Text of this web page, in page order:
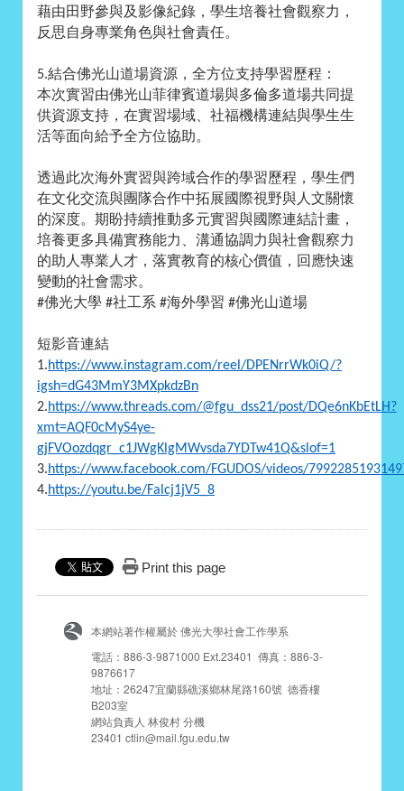
藉由田野參與及影像紀錄，學生培養社會觀察力，
反思自身專業角色與社會責任。
5.結合佛光山道場資源，全方位支持學習歷程：
本次實習由佛光山菲律賓道場與多倫多道場共同提
供資源支持，在實習場域、社福機構連結與學生生
活等面向給予全方位協助。
透過此次海外實習與跨域合作的學習歷程，學生們
在文化交流與團隊合作中拓展國際視野與人文關懷
的深度。期盼持續推動多元實習與國際連結計畫，
培養更多具備實務能力、溝通協調力與社會觀察力
的助人專業人才，落實教育的核心價值，回應快速
變動的社會需求。
#佛光大學 #社工系 #海外學習 #佛光山道場
短影音連結
1.https://www.instagram.com/reel/DPENrrWk0iQ/?
igsh=dG43MmY3MXpkdzBn
2.https://www.threads.com/@fgu_dss21/post/DQe6nKbEtLH?
xmt=AQF0cMyS4ye-
gjFVOozdqgr_c1JWgKlgMWvsda7YDTw41Q&slof=1
3.https://www.facebook.com/FGUDOS/videos/
4.https://youtu.be/Falcj1jV5_8
Print this page
本網站著作權屬於 佛光大學社會工作學系
電話：886-3-9871000 Ext.23401 傳真：886-3-
9876617
地址：26247宜蘭縣礁溪鄉林尾路160號 德香樓
B203室
網站負責人 林俊村 分機
23401 ctlin@mail.fgu.edu.tw